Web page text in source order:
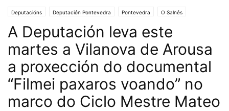
Deputacións Deputación Pontevedra Pontevedra O Salnés
Vilanova de Arousa
A Deputación leva este
martes a Vilanova de Arousa
a proxección do documental
“Filmei paxaros voando” no
marco do Ciclo Mestre Mateo